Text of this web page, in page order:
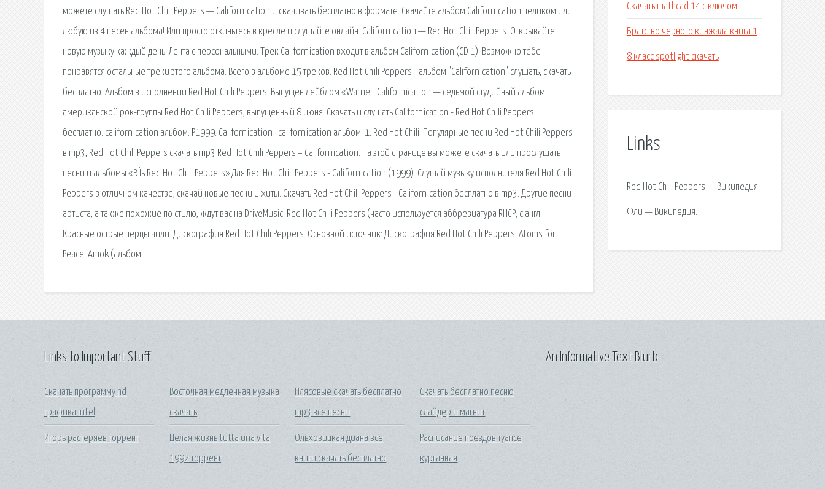
можете слушать Red Hot Chili Peppers — Californication и скачивать бесплатно в формате. Скачайте альбом Californication целиком или
любую из 4 песен альбома! Или просто откиньтесь в кресле и слушайте онлайн. Californication — Red Hot Chili Peppers. Открывайте
новую музыку каждый день. Лента с персональными. Трек Californication входит в альбом Californication (CD 1). Возможно тебе
понравятся остальные треки этого альбома. Всего в альбоме 15 треков. Red Hot Chili Peppers - альбом "Californication" слушать, скачать
бесплатно. Альбом в исполнении Red Hot Chili Peppers. Выпущен лейблом «Warner. Californication — седьмой студийный альбом
американской рок-группы Red Hot Chili Peppers, выпущенный 8 июня. Скачать и слушать Californication - Red Hot Chili Peppers
бесплатно. californication альбом. P1999. Californication · californication альбом. 1. Red Hot Chili. Популярные песни Red Hot Chili Peppers
в mp3, Red Hot Chili Peppers скачать mp3 Red Hot Chili Peppers – Californication. На этой странице вы можете скачать или прослушать
песни и альбомы «В Їь Red Hot Chili Peppers» Для Red Hot Chili Peppers - Californication (1999). Слушай музыку исполнителя Red Hot Chili
Peppers в отличном качестве, скачай новые песни и хиты. Скачать Red Hot Chili Peppers - Californication бесплатно в mp3. Другие песни
артиста, а также похожие по стилю, ждут вас на DriveMusic. Red Hot Chili Peppers (часто используется аббревиатура RHCP; с англ. —
Красные острые перцы чили. Дискография Red Hot Chili Peppers. Основной источник: Дискография Red Hot Chili Peppers. Atoms for
Peace. Amok (альбом.
Скачать mathcad 14 с ключом
Братство черного кинжала книга 1
8 класс spotlight скачать
Links
Red Hot Chili Peppers — Википедия.
Фли — Википедия.
Links to Important Stuff
Скачать программу hd
графика intel
Игорь растеряев торрент
Восточная медленная музыка
скачать
Целая жизнь tutta una vita
1992 торрент
Плясовые скачать бесплатно
mp3 все песни
Ольховицкая диана все
книги скачать бесплатно
Скачать бесплатно песню
слайдер и магнит
Расписание поездов туапсе
курганная
An Informative Text Blurb